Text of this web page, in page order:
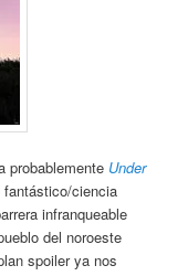
probablemente Under
fantástico/ciencia
infranqueable
del noroeste
spoiler ya nos